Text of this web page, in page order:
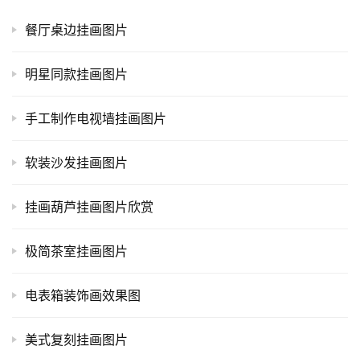
餐厅桌边挂画图片
明星同款挂画图片
手工制作电视墙挂画图片
软装沙发挂画图片
挂画葫芦挂画图片欣赏
极简茶室挂画图片
电表箱装饰画效果图
美式复刻挂画图片